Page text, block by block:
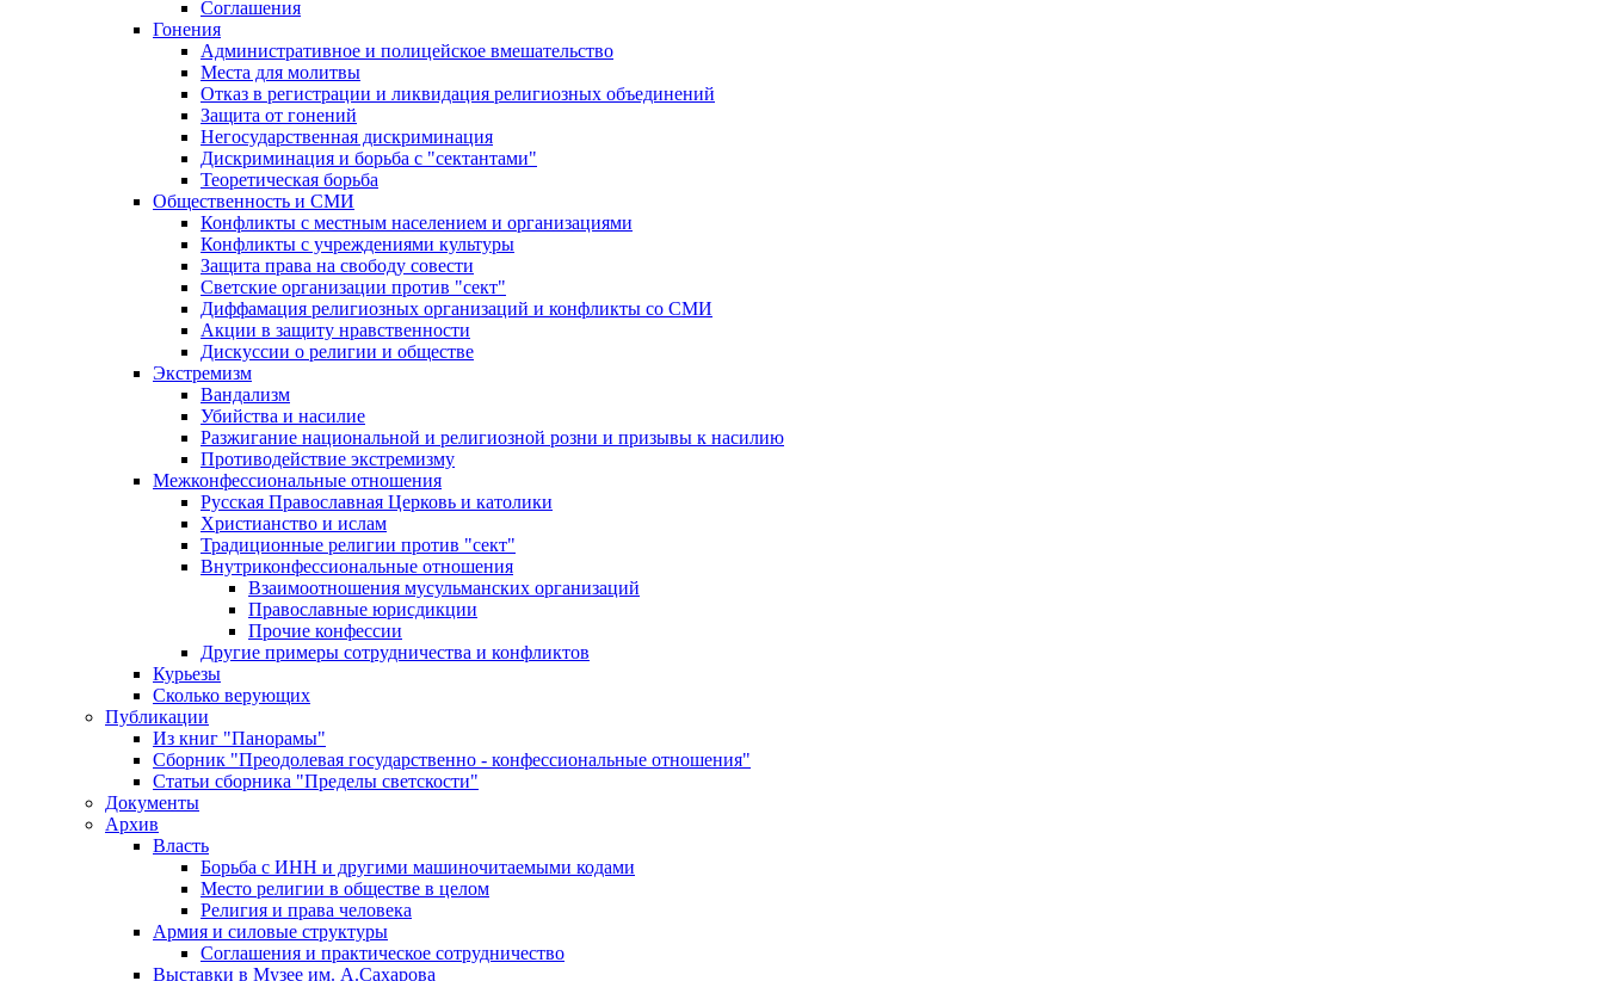
Соглашения
Гонения
Административное и полицейское вмешательство
Места для молитвы
Отказ в регистрации и ликвидация религиозных объединений
Защита от гонений
Негосударственная дискриминация
Дискриминация и борьба с "сектантами"
Теоретическая борьба
Общественность и СМИ
Конфликты с местным населением и организациями
Конфликты с учреждениями культуры
Защита права на свободу совести
Светские организации против "сект"
Диффамация религиозных организаций и конфликты со СМИ
Акции в защиту нравственности
Дискуссии о религии и обществе
Экстремизм
Вандализм
Убийства и насилие
Разжигание национальной и религиозной розни и призывы к насилию
Противодействие экстремизму
Межконфессиональные отношения
Русская Православная Церковь и католики
Христианство и ислам
Традиционные религии против "сект"
Внутриконфессиональные отношения
Взаимоотношения мусульманских организаций
Православные юрисдикции
Прочие конфессии
Другие примеры сотрудничества и конфликтов
Курьезы
Сколько верующих
Публикации
Из книг "Панорамы"
Сборник "Преодолевая государственно - конфессиональные отношения"
Статьи сборника "Пределы светскости"
Документы
Архив
Власть
Борьба с ИНН и другими машиночитаемыми кодами
Место религии в обществе в целом
Религия и права человека
Армия и силовые структуры
Соглашения и практическое сотрудничество
Выставки в Музее им. А.Сахарова